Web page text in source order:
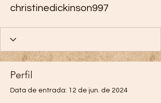
christinedickinson997
Perfil
Data de entrada: 12 de jun. de 2024